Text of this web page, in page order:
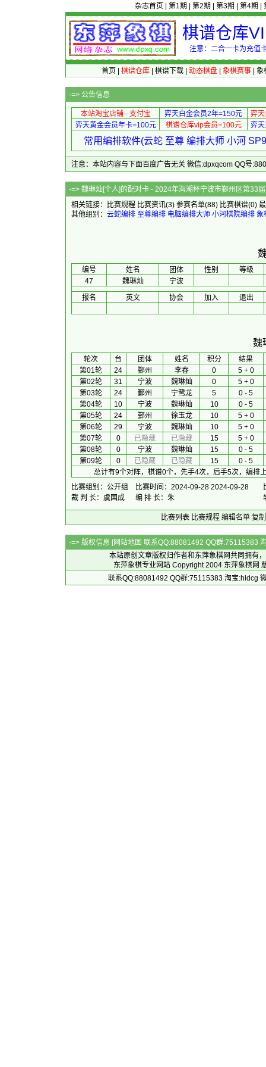
杂志首页 第1期 第2期 第3期 第4期
棋谱仓库
注意：二合一卡为充值
首页 棋谱仓库| 棋谱下载| 动态棋盘| 象棋赛事| 象
-=> 公告信息
本站淘宝店铺 - 支付宝 弈天白金会员2年=150元
弈
弈天黄金会员年卡=100元
棋谱仓库vip会员=100元 弈
常用编排软件(云蛇 至尊 编排大师 小河
注意：本站内容与下面百度广告无关 微信:dpxqcom QQ号
-=> 魏琳灿[个人]的配对卡 - 2024年海潮杯宁
相关链接：
比赛规程 比赛资讯(3) 参赛名单(88) 比赛棋谱(0)
其他组别： 云蛇编排 至尊编排 电脑编排大师 小河棋院编排 象
编号 姓名 团体 性别
等级
47
魏琳灿
宁波
报名
英文 协会 加入 退出
魏
轮次 台 团体 姓名 积分
结果
第01轮
24 鄞州 李春 0
5 + 0
第02轮
31 宁波 魏琳灿 0
5 + 0
第03轮
24 鄞州 宁鹭龙 5
0 - 5
第04轮
10 宁波 魏琳灿 10
0 - 5
第05轮
24 鄞州 徐玉龙 10
5 + 0
第06轮
29 宁波 魏琳灿 10
5 + 0
第07轮
0 已隐藏 已隐藏 15
5 + 0
第08轮
0 宁波 魏琳灿 15
0 - 5
第09轮
0 已隐藏 已隐藏 15
0 - 5
总计有9个对阵，棋谱0个，先手4次，后手5次，编排
比赛组别：公开组
比赛时间：2024-09-28 2024-09-28
裁 判 长：虞国成
编 排 长：朱
比赛列表 比赛规程 编辑名单 复
-=> 版权信息 [网站地图 联系QQ:88081492 QQ群:75115383
本站原创文章版权归作者和 东萍象棋网共同拥有
东萍象棋专业网站 Copyright 2004 东萍象棋网
联系QQ:88081492 QQ群:75115383 淘宝:hldcg